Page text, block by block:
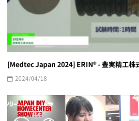
[Medtec Japan 2024] ERIN® - 豊実精工株
2024/04/18